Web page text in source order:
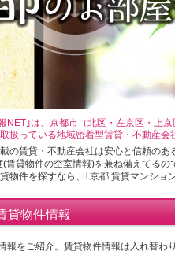
NET｣は、京都市（北区・左京区・上
扱っている地域密着型賃貸・不動産
の賃貸・不動産会社は安心と信頼の
賃貸物件の空室情報)を兼ね備えてるの
物件を探すなら、｢京都 賃貸マンショ
貸物件情報
報をご紹介。賃貸物件情報は入れ替わ